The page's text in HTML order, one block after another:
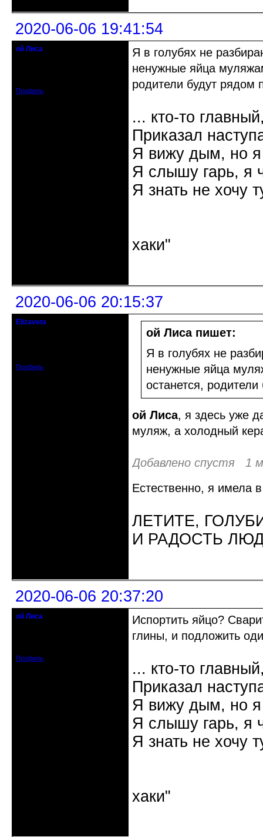
2020-06-06 19:41:54
ой Лиса
Профиль
Я в голубях не
ненужные яйца
родители будут рядом
... кто-то
Приказал
Я вижу дым, но
Я слышу гарь, я
Я знать не хочу
хаки"
2020-06-06 20:15:37
Elizaveta
Профиль
ой Лиса пишет:
Я в голубях не
ненужные яйца
останется,
ой Лиса, я здесь уже
муляж, а холодный
Добавлено спустя 1
Естественно, я имела
ЛЕТИТЕ,
И РАДОСТЬ
2020-06-06 20:37:20
ой Лиса
Профиль
Испортить яйцо?
глины, и подложить
... кто-то
Приказал
Я вижу дым, но
Я слышу гарь, я
Я знать не хочу
хаки"